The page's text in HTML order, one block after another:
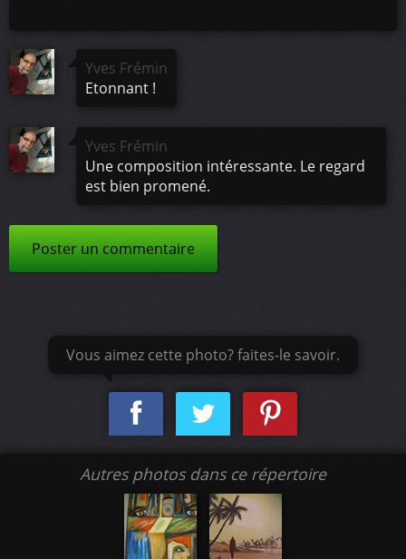
Yves Frémin
Etonnant !
Yves Frémin
Une composition intéressante. Le regard
est bien promené.
Poster un commentaire
Vous aimez cette photo? faites-le savoir.
Autres photos dans ce répertoire